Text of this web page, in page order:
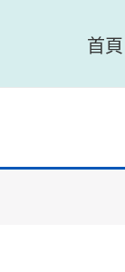
首頁